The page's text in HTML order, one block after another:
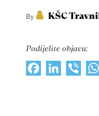
By KŠC
Podijelite objavu:
FacebookLinkedInViber